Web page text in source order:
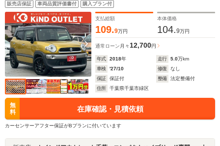
レーンアシスト スマートキー プッシュスタート ETC
LEDヘッドライト 整備保証付
販売店保証 車両品質評価書付 購入プラン付
支払総額
109.9万円
本体価格
104.9万円
通常ローン 月々 12,700円
年式 2018年 走行 5.0万km
車検
'27/10 修復
なし
保証
保証付 整備
法定整備付
住所
千葉県千葉市緑区
無
料
在庫確認・見積依頼
カーセンサーアフター保証がBプランに付いています